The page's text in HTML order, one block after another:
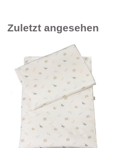
Zuletzt angesehen